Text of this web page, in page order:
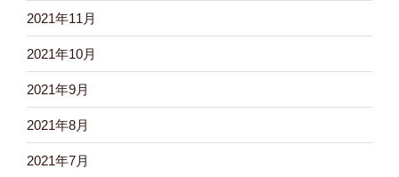
2021年11月
2021年10月
2021年9月
2021年8月
2021年7月